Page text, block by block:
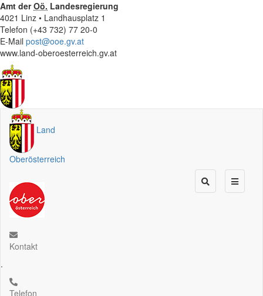
Amt derOö. Landesregierung
4021 Linz • Landhausplatz 1
Telefon (+43 732) 77 20-0
E-Mail post@ooe.gv.at
www.land-oberoesterreich.gv.at
Land
Oberösterreich
Kontakt
.
Telefon